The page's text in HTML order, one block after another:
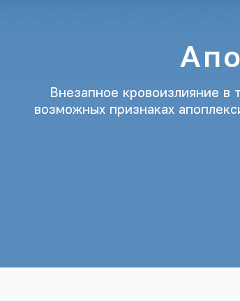
Внезапное кровоизлияние
возможных признаках